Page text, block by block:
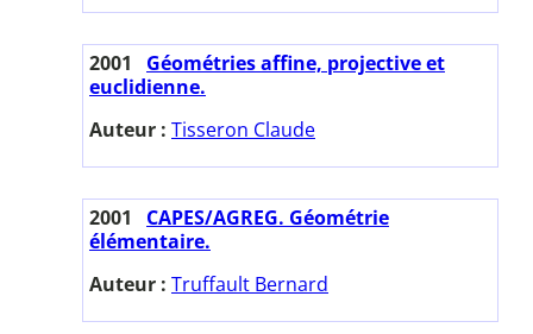
2001
Géométries affine, projective et
euclidienne.
Auteur : Tisseron Claude
2001
CAPES/AGREG. Géométrie
élémentaire.
Auteur : Truffault Bernard